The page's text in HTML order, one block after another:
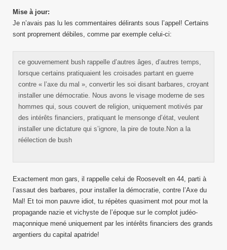
Mise à jour:
Je n’avais pas lu les commentaires délirants sous l’appel! Certains
sont proprement débiles, comme par exemple celui-ci:
ce gouvernement bush rappelle d’autres âges, d’autres temps,
lorsque certains pratiquaient les croisades partant en guerre
contre « l’axe du mal », convertir les soi disant barbares, croyant
installer une démocratie. Nous avons le visage moderne de ses
hommes qui, sous couvert de religion, uniquement motivés par
des intérêts financiers, pratiquant le mensonge d’état, veulent
installer une dictature qui s’ignore, la pire de toute.Non a la
réélection de bush
Exactement mon gars, il rappelle celui de Roosevelt en 44, parti à
l’assaut des barbares, pour installer la démocratie, contre l’Axe du
Mal! Et toi mon pauvre idiot, tu répètes quasiment mot pour mot la
propagande nazie et vichyste de l’époque sur le complot judéo-
maçonnique mené uniquement par les intérêts financiers des grands
argentiers du capital apatride!